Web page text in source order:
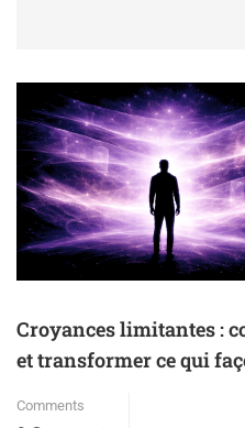
Croyances limitantes :
et transformer ce qui
Comments